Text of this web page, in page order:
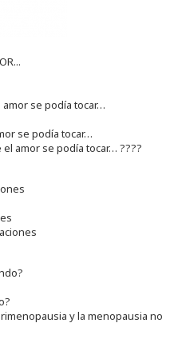
se podía tocar…
amor se podía tocar… ????
y la menopausia no